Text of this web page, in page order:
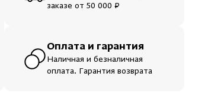
заказе от 50 000 ₽
Оплата и гарантия
Наличная и безналичная
оплата. Гарантия возврата